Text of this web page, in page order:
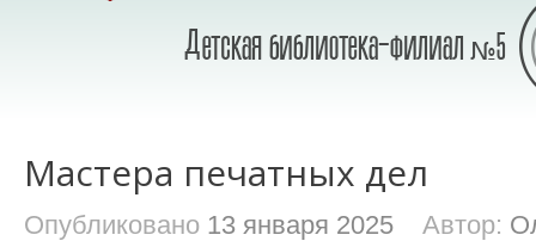
Мастера печатных дел
Опубликовано 13 января 2025 Автор: